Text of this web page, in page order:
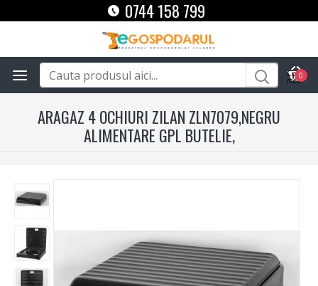
0744 158 799
0
ARAGAZ 4 OCHIURI ZILAN ZLN7079,NEGRU
ALIMENTARE GPL BUTELIE,